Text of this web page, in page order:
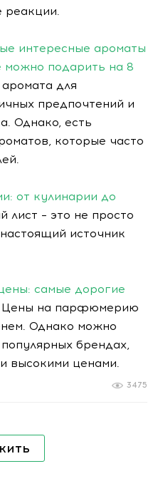
реакции.
интересные ароматы
можно подарить на 8
для
предпочтений и
Однако, есть
которые часто
от кулинарии до
лист – это не просто
источник
самые дорогие
Цены на парфюмерию
Однако можно
брендах,
высокими ценами.
3475